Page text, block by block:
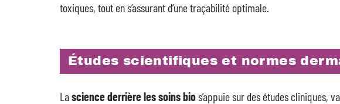
toxiques, tout en s’assurant d’une traçabilité optimale.
Études scientifiques et normes
Lascience derrière les soins bios’appuie sur des études cliniques,